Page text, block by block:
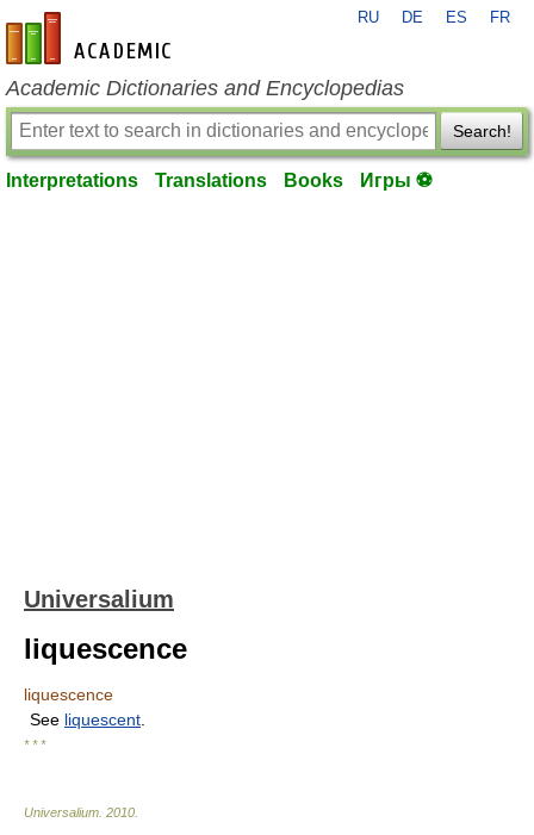
en-academic.com
RU DE ES FR
Academic Dictionaries and Encyclopedias
Search!
Interpretations Translations Books Игры ⚽
Universalium
liquescence
liquescence
See liquescent
* * *
Universalium 2010